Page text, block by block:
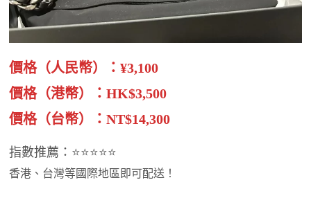
價格（人民幣）：¥3,100
價格（港幣）：HK$3,500
價格（台幣）：NT$14,300
指數推薦：⭐⭐⭐⭐⭐
香港、台灣等國際地區即可配送！